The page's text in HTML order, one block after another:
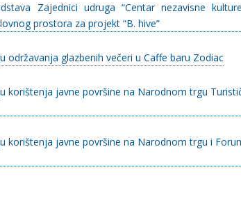
Zajednici udruga “Centar nezavisne
prostora za projekt “B. hive”
održavanja glazbenih večeri u Caffe baru Zodiac
korištenja javne površine na Narodnom trgu
korištenja javne površine na Narodnom trgu i